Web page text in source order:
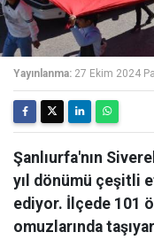
Yayınlanma: 27 Ekim 2024
Şanlıurfa'nın
yıl dönümü çeşitli
ediyor. İlçede 101
omuzlarında